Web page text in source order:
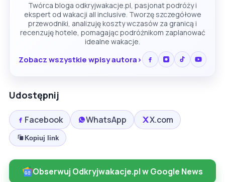
Twórca bloga odkryjwakacje.pl, pasjonat podróży i
ekspert od wakacji all inclusive. Tworzę szczegółowe
przewodniki, analizuję koszty wczasów za granicą i
recenzuję hotele, pomagając podróżnikom zaplanować
idealne wakacje.
Zobacz wszystkie wpisy autora
Udostępnij
Facebook WhatsApp X.com
Kopiuj link
Obserwuj Odkryjwakacje.pl w Google News